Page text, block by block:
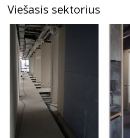
Viešasis sektorius